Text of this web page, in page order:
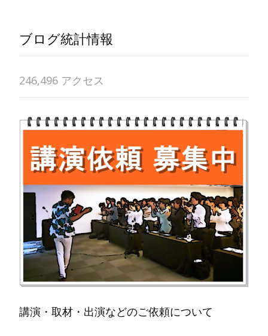
ブログ統計情報
246,496 アクセス
講演・取材・出演などのご依頼について